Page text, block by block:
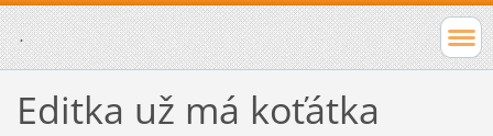
.
Editka už má koťátka